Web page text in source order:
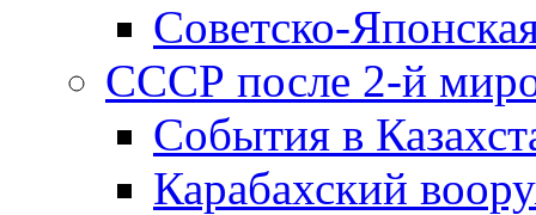
Советско-
СССР после 2-й
События в
Карабахский